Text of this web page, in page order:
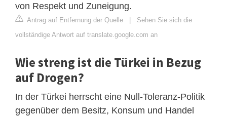
von Respekt und Zuneigung.
Antrag auf Entfernung der Quelle | Sehen Sie sich die
vollständige Antwort auf translate.google.com an
Wie streng ist die Türkei in Bezug
auf Drogen?
In der Türkei herrscht eine Null-Toleranz-Politik
gegenüber dem Besitz, Konsum und Handel